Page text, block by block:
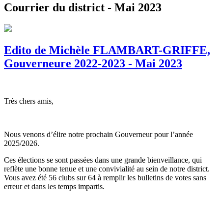
Courrier du district - Mai 2023
Edito de Michèle FLAMBART-GRIFFE,
Gouverneure 2022-2023 - Mai 2023
Très chers amis,
Nous venons d’élire notre prochain Gouverneur pour l’année
2025/2026.
Ces élections se sont passées dans une grande bienveillance, qui
reflète une bonne tenue et une convivialité au sein de notre district.
Vous avez été 56 clubs sur 64 à remplir les bulletins de votes sans
erreur et dans les temps impartis.